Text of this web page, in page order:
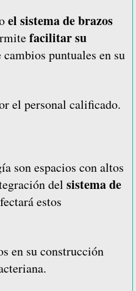
el sistema de brazos
facilitar su
cambios puntuales en su
el personal calificado.
son espacios con altos
del sistema de
estos
en su construcción